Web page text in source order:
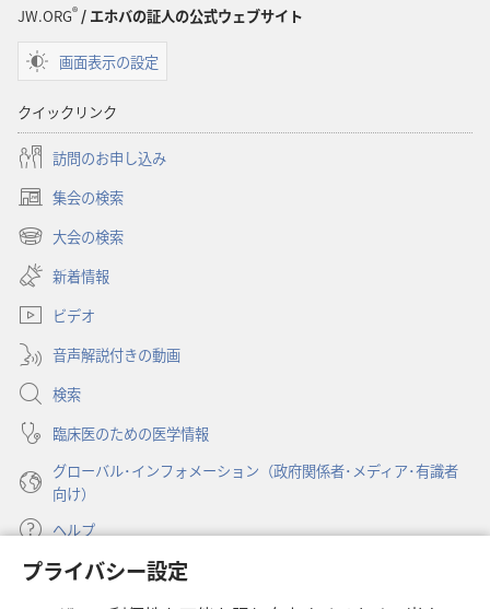
プライバシー設定
JW.ORG®/ エホバの証人の公式ウェブサイト
画面表示の設定
クイックリンク
訪問のお申し込み
集会の検索
（新
し
タ
で
開
く）
大会の検索
（新
し
い
タ
ブ
で
開
く）
新着情報
ビデオ
音声解説付きの動画
検索
臨床医のための医学情報
グローバル･インフォメーション（政府関係者･メディア･有識者
向け）
ヘルプ
寄付